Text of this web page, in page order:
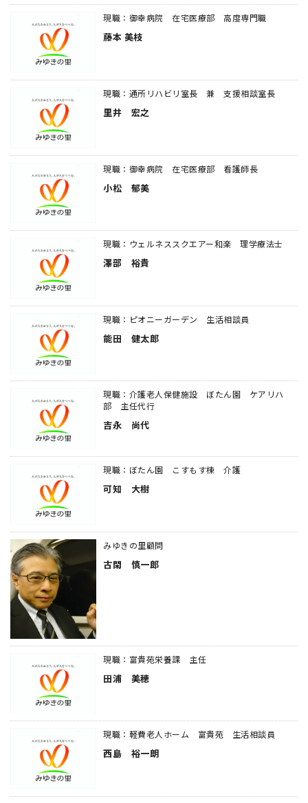
現職：御幸病院 在宅医療部 高度専門職
藤本 美枝
現職：通所リハビリ室長 兼 支援相談室長
里井 宏之
現職：御幸病院 在宅医療部 看護師長
小松 郁美
現職：ウェルネススクエアー和楽 理学療法士
澤部 裕貴
現職：ピオニーガーデン 生活相談員
能田 健太郎
現職：介護老人保健施設 ぼたん園 ケアリハ
部 主任代行
吉永 尚代
現職：ぼたん園 こすもす棟 介護
可知 大樹
みゆきの里顧問
古閑 慎一郎
現職：富貴苑栄養課 主任
田浦 美穂
現職：軽費老人ホーム 富貴苑 生活相談員
西島 裕一朗